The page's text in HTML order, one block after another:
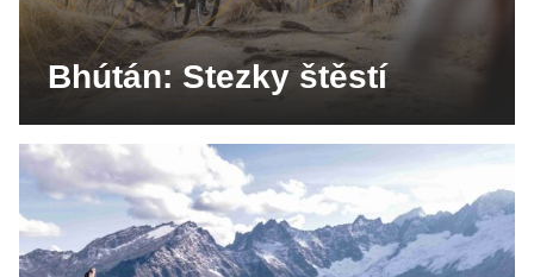
Bhútán: Stezky štěstí